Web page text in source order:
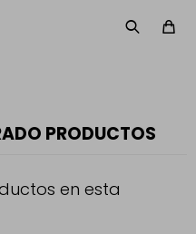
PRODUCTOS
en esta